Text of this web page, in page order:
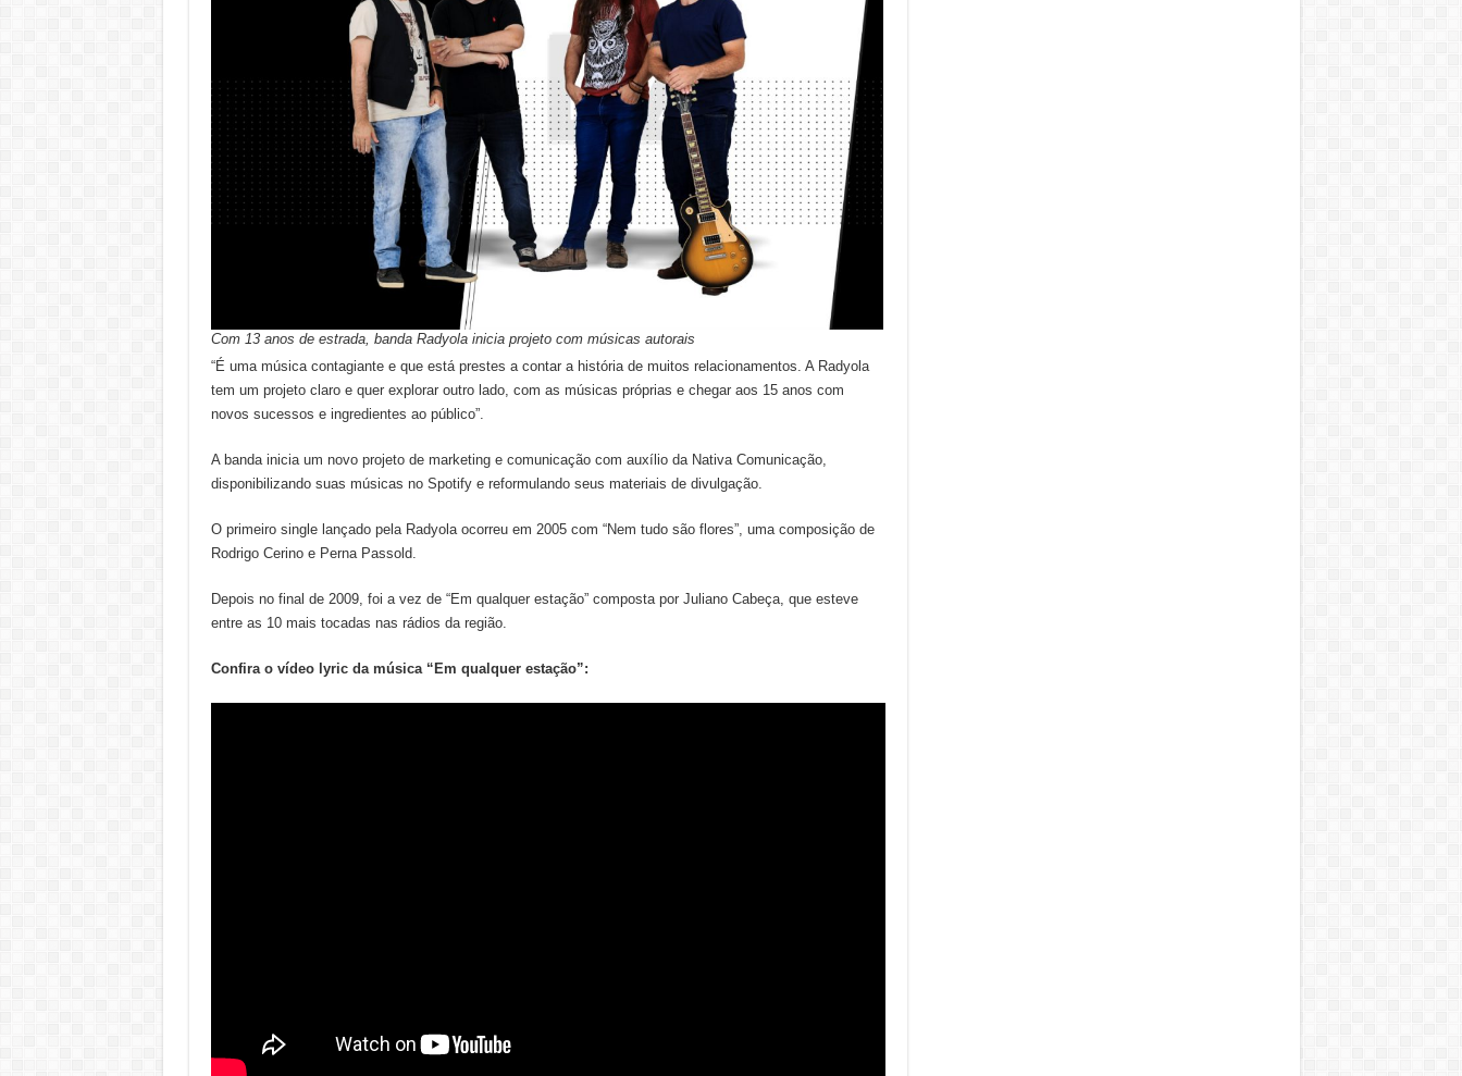
Com 13 anos de estrada, banda Radyola inicia projeto com músicas autorais
“É uma música contagiante e que está prestes a contar a história de muitos relacionamentos. A Radyola
tem um projeto claro e quer explorar outro lado, com as músicas próprias e chegar aos 15 anos com
novos sucessos e ingredientes ao público”.
A banda inicia um novo projeto de marketing e comunicação com auxílio da Nativa Comunicação,
disponibilizando suas músicas no Spotify e reformulando seus materiais de divulgação.
O primeiro single lançado pela Radyola ocorreu em 2005 com “Nem tudo são flores”, uma composição de
Rodrigo Cerino e Perna Passold.
Depois no final de 2009, foi a vez de “Em qualquer estação” composta por Juliano Cabeça, que esteve
entre as 10 mais tocadas nas rádios da região.
Confira o vídeo lyric da música “Em qualquer estação”: